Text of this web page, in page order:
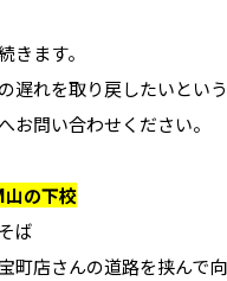
きます。
遅れを取り戻したいという
お問い合わせください。
山の下校
ば
町店さんの道路を挟んで